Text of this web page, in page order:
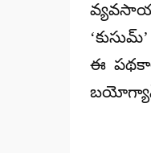
వ్యవసాయ
ఈ
బయోగ్యాస్